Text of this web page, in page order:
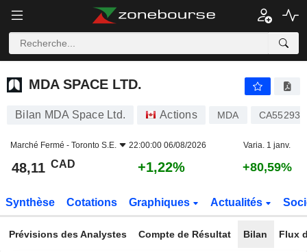
MDA SPACE LTD.
MDA SPACE LTD.
Bilan MDA Space Ltd. Actions MDA
Marché Fermé - Toronto S.E. 22:00:00 06/08/2026 Varia. 1 janv.
48,11 CAD +1,22% +80,59%
Synthèse Cotations Graphiques Actualités
Prévisions des Analystes Compte de Résultat Bilan Flux